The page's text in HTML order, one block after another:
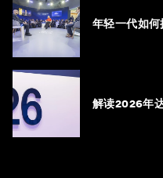
年轻一代如
解读2026年